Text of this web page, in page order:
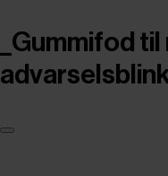
_Gummifod